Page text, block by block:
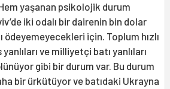
yaşanan psikolojik durum
iki odalı bir dairenin bin dolar
ödeyemeyecekleri için. Toplum hızlı
ve milliyetçi batı yanlıları
gibi bir durum var. Bu durum
bir ürkütüyor ve batıdaki Ukrayna